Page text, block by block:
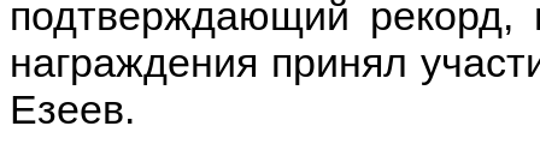
подтверждающий рекорд,
награждения принял
Езеев.